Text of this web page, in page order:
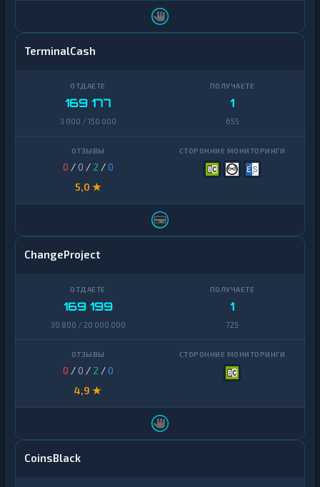
TerminalCash
169 177
3 000 / 150 000
1
655
0 / 0 / 2 /0
5,0 ★
ChangeProject
169 199
30 800 / 20 000 000
1
725
0 / 0 / 2 /0
4,9 ★
CoinsBlack